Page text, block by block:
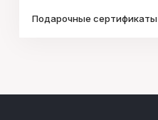
Подарочные сертификаты